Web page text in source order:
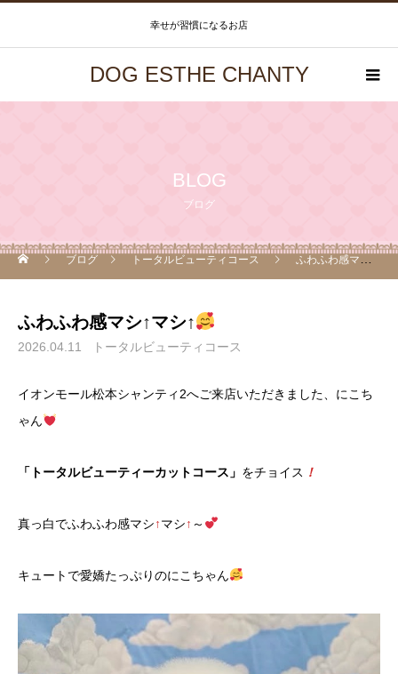
幸せが習慣になるお店
DOG ESTHE CHANTY
BLOG
ブログ
ブログ トータルビューティコース ふわふわ感マシ↑マシ↑
ふわふわ感マシ↑マシ↑
2026.04.11 トータルビューティコース
イオンモール松本シャンティ2へご来店いただきました、にこち
ゃん
「トータルビューティーカットコース」 をチョイス ！
真っ白でふわふわ感マシ↑マシ↑ ～
キュートで愛嬌たっぷりのにこちゃん